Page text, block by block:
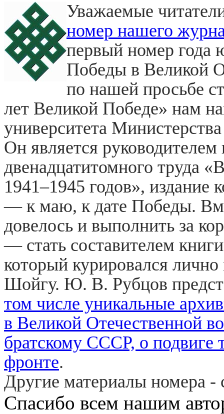
Уважаемые
номер нашего
первый номер года
Победы в Великой
по нашей просьбе
лет Великой Победе» нам
университета
Он является
двенадцатитомного труда
1941–1945 годов», издание
— к маю, к дате Победы.
довелось и выполнить за
— стать составителем
который курировался
Шойгу. Ю. В. Рубцов
том числе уникальные
в Великой Отечественной
братскому СССР, о подвиге
фронте.
Другие материалы номера
Спасибо всем нашим